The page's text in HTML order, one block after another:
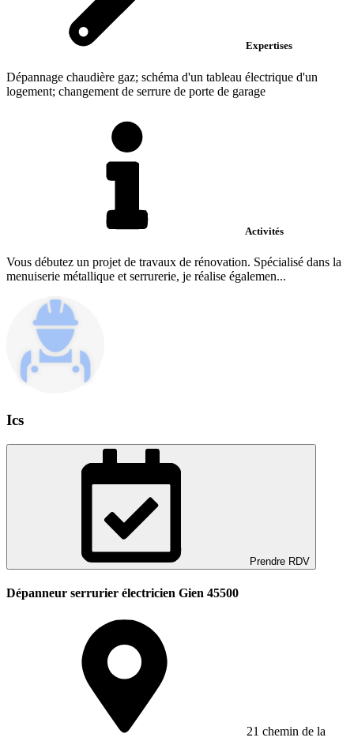
Expertises
Dépannage chaudière gaz; schéma d'un tableau électrique d'un
logement; changement de serrure de porte de garage
Activités
Vous débutez un projet de travaux de rénovation. Spécialisé dans la
menuiserie métallique et serrurerie, je réalise égalemen...
Ics
Prendre RDV
Dépanneur serrurier électricien Gien 45500
21 chemin de la